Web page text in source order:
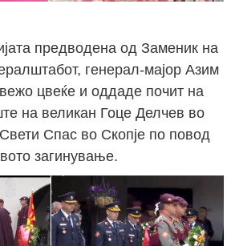
предводена од Заменик на
генерал-мајор Азим
цвеќе и оддаде почит на
на великан Гоце Делчев во
Спас во Скопје по повод
загинување.